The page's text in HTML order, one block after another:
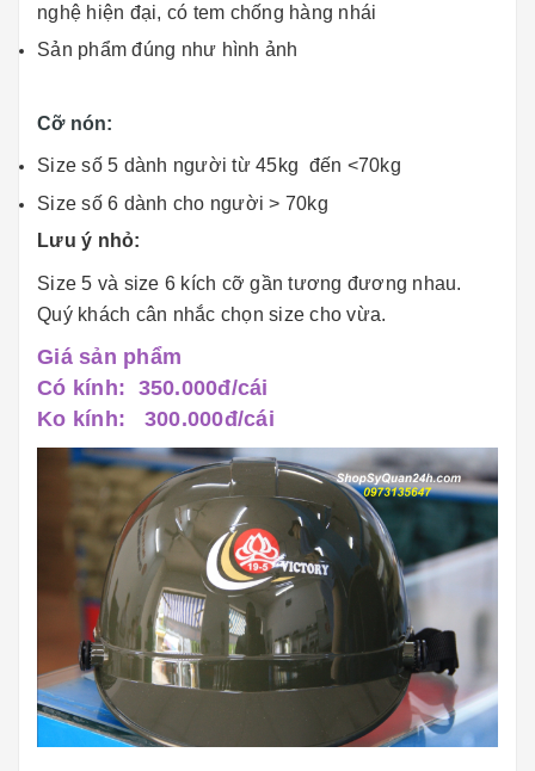
nghệ hiện đại, có tem chống hàng nhái
Sản phẩm đúng như hình ảnh
Cỡ nón:
Size số 5 dành người từ 45kg đến <70kg
Size số 6 dành cho người > 70kg
Lưu ý nhỏ:
Size 5 và size 6 kích cỡ gần tương đương nhau.
Quý khách cân nhắc chọn size cho vừa.
Giá sản phẩm
Có kính: 350.000đ/cái
Ko kính: 300.000đ/cái